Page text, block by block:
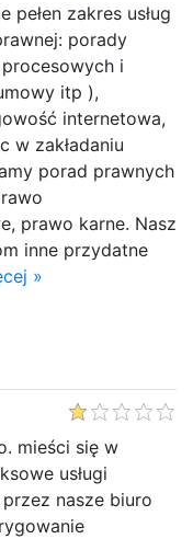
zakres usług
porady
i
itp ),
internetowa,
w zakładaniu
porad prawnych
prawo karne. Nasz
inne przydatne
»
mieści się w
usługi
nasze biuro